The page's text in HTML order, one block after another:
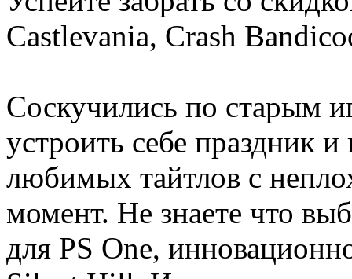
Castlevania, Crash
Соскучились по старым
устроить себе праздник
любимых тайтлов с
момент. Не знаете что
для PS One,